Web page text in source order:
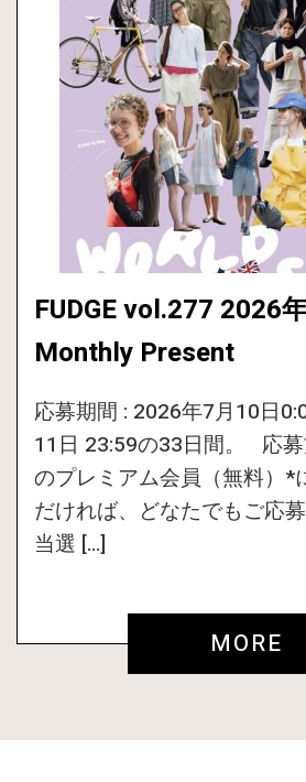
FUDGE vol.277 2026
Monthly Present
応募期間 : 2026年7月10日
11日 23:59の33日間。 応募
のプレミアム会員（無料）*
だければ、どなたでもご応募
当選 […]
MORE